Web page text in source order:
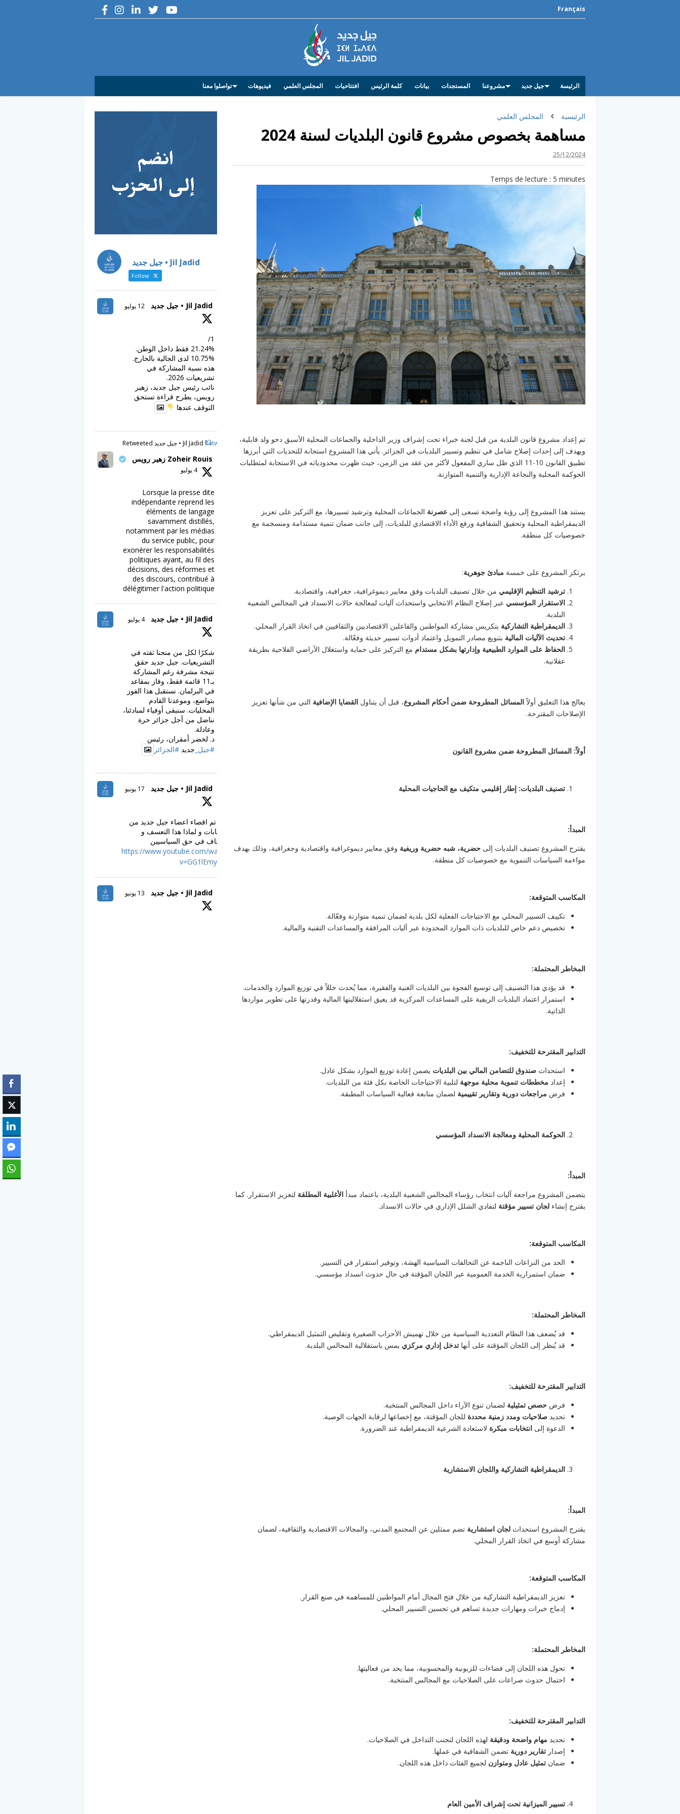
Français
الرئيسة جيل جديد مشروعنا المستجدات بيانات كلمة الرئيس افتتاحيات المجلس العلمي فيديوهات تواصلوا معنا
الرئيسية المجلس العلمي
مساهمة بخصوص مشروع قانون البلديات لسنة 2024
25/12/2024
Temps de lecture :5 minutes
تم إعداد مشروع قانون البلدية من قبل لجنة خبراء تحت إشراف وزير الداخلية والجماعات المحلية الأسبق دحو ولد قابلية،
ويهدف إلى إحداث إصلاح شامل في تنظيم وتسيير البلديات في الجزائر. يأتي هذا المشروع استجابة للتحديات التي أبرزها
تطبيق القانون 10-11 الذي ظل ساري المفعول لأكثر من عقد من الزمن، حيث ظهرت محدودياته في الاستجابة لمتطلبات
الحوكمة المحلية والنجاعة الإدارية والتنمية المتوازنة.
يستند هذا المشروع إلى رؤية واضحة تسعى إلى عصرنة الجماعات المحلية وترشيد تسييرها، مع التركيز على تعزيز
الديمقراطية المحلية وتحقيق الشفافية ورفع الأداء الاقتصادي للبلديات، إلى جانب ضمان تنمية مستدامة ومنسجمة مع
خصوصيات كل منطقة.
يرتكز المشروع على خمسة مبادئ جوهرية:
ترشيد التنظيم الإقليمي من خلال تصنيف البلديات وفق معايير ديموغرافية، جغرافية، واقتصادية.
الاستقرار المؤسسي عبر إصلاح النظام الانتخابي واستحداث آليات لمعالجة حالات الانسداد في المجالس الشعبية
البلدية.
الديمقراطية التشاركية بتكريس مشاركة المواطنين والفاعلين الاقتصاديين والثقافيين في اتخاذ القرار المحلي.
تحديث الآليات المالية بتنويع مصادر التمويل واعتماد أدوات تسيير حديثة وفعّالة.
الحفاظ على الموارد الطبيعية وإدارتها بشكل مستدام مع التركيز على حماية واستغلال الأراضي الفلاحية بطريقة
عقلانية.
يعالج هذا التعليق أولاًالمسائل المطروحة ضمن أحكام المشروع، قبل أن يتناول القضايا الإضافية التي من شأنها تعزيز
الإصلاحات المقترحة.
أولاً: المسائل المطروحة ضمن مشروع القانون
تصنيف البلديات: إطار إقليمي متكيف مع الحاجيات المحلية
المبدأ:
يقترح المشروع تصنيف البلديات إلى حضرية، شبه حضرية وريفية وفق معايير ديموغرافية واقتصادية وجغرافية، وذلك بهدف
مواءمة السياسات التنموية مع خصوصيات كل منطقة.
المكاسب المتوقعة:
تكييف التسيير المحلي مع الاحتياجات الفعلية لكل بلدية لضمان تنمية متوازنة وفعّالة.
تخصيص دعم خاص للبلديات ذات الموارد المحدودة عبر آليات المرافقة والمساعدات التقنية والمالية.
المخاطر المحتملة:
قد يؤدي هذا التصنيف إلى توسيع الفجوة بين البلديات الغنية والفقيرة، مما يُحدث خللاً في توزيع الموارد والخدمات.
استمرار اعتماد البلديات الريفية على المساعدات المركزية قد يعيق استقلاليتها المالية وقدرتها على تطوير مواردها
الذاتية.
التدابير المقترحة للتخفيف:
استحداث صندوق للتضامن المالي بين البلديات يضمن إعادة توزيع الموارد بشكل عادل.
إعداد مخططات تنموية محلية موجهة لتلبية الاحتياجات الخاصة بكل فئة من البلديات.
فرض مراجعات دورية وتقارير تقييمية لضمان متابعة فعالية السياسات المطبقة.
الحوكمة المحلية ومعالجة الانسداد المؤسسي
المبدأ:
يتضمن المشروع مراجعة آليات انتخاب رؤساء المجالس الشعبية البلدية، باعتماد مبدأ الأغلبية المطلقة لتعزيز الاستقرار. كما
يقترح إنشاء لجان تسيير مؤقتة لتفادي الشلل الإداري في حالات الانسداد.
المكاسب المتوقعة:
الحد من النزاعات الناجمة عن التحالفات السياسية الهشة، وتوفير استقرار في التسيير.
ضمان استمرارية الخدمة العمومية عبر اللجان المؤقتة في حال حدوث انسداد مؤسسي.
المخاطر المحتملة:
قد يُضعف هذا النظام التعددية السياسية من خلال تهميش الأحزاب الصغيرة وتقليص التمثيل الديمقراطي.
قد يُنظر إلى اللجان المؤقتة على أنها تدخل إداري مركزي يمس باستقلالية المجالس البلدية.
التدابير المقترحة للتخفيف:
فرض حصص تمثيلية لضمان تنوع الآراء داخل المجالس المنتخبة.
تحديد صلاحيات ومدد زمنية محددة للجان المؤقتة، مع إخضاعها لرقابة الجهات الوصية.
الدعوة إلى انتخابات مبكرة لاستعادة الشرعية الديمقراطية عند الضرورة.
الديمقراطية التشاركية واللجان الاستشارية
المبدأ:
يقترح المشروع استحداث لجان استشارية تضم ممثلين عن المجتمع المدني، والمجالات الاقتصادية والثقافية، لضمان
مشاركة أوسع في اتخاذ القرار المحلي.
المكاسب المتوقعة:
تعزيز الديمقراطية التشاركية من خلال فتح المجال أمام المواطنين للمساهمة في صنع القرار.
إدماج خبرات ومهارات جديدة تساهم في تحسين التسيير المحلي.
المخاطر المحتملة:
تحول هذه اللجان إلى فضاءات للزبونية والمحسوبية، مما يحد من فعاليتها.
احتمال حدوث صراعات على الصلاحيات مع المجالس المنتخبة.
التدابير المقترحة للتخفيف:
تحديد مهام واضحة ودقيقة لهذه اللجان لتجنب التداخل في الصلاحيات.
إصدار تقارير دورية تضمن الشفافية في عملها.
ضمان تمثيل عادل ومتوازن لجميع الفئات داخل هذه اللجان.
تسيير الميزانية تحت إشراف الأمين العام
Jil Jadid • جيل جديد
Follow
Jil Jadid • جيل جديد 12 يوليو
1/
21.24% فقط داخل الوطن.
10.75% لدى الجالية بالخارج.
هذه نسبة المشاركة في
تشريعيات 2026.
نائب رئيس جيل جديد، زهير
رويس، يطرح قراءة تستحق
التوقف عندها
Retweet on Twitter Jil Jadid • جيل جديد Retweeted
Zoheir Rouis زهير رويس
4 يوليو
Lorsque la presse dite
indépendante reprend les
éléments de langage
savamment distillés,
notamment par les médias
du service public, pour
exonérer les responsabilités
politiques ayant, au fil des
décisions, des réformes et
des discours, contribué à
délégitimer l'action politique
Jil Jadid • جيل جديد 4 يوليو
شكرًا لكل من منحنا ثقته في
التشريعيات. جيل جديد حقق
نتيجة مشرفة رغم المشاركة
بـ11 قائمة فقط، وفاز بمقاعد
في البرلمان. نستقبل هذا الفوز
بتواضع، وموعدنا القادم
المحليات. سنبقى أوفياء لمبادئنا،
نناضل من أجل جزائر حرة
وعادلة.
د. لخضر أمقران، رئيس
#جيل_ جديد #الجزائر
Jil Jadid • جيل جديد 17 يونيو
كيف تم اقصاء اعضاء جيل جديد من
الانتخابات و لماذا هذا التعسف و
الاجحاف في حق السياسيين
https://www.youtube.com/watch?
v=GG1lEmy_C-g
Jil Jadid • جيل جديد 13 يونيو